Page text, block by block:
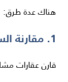
هناك عدة طرق:
1. مقارنة السوق
قارن عقارات